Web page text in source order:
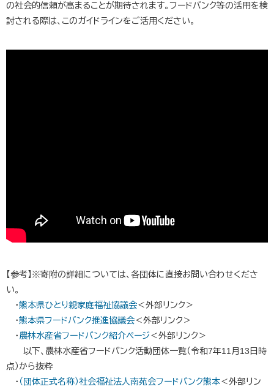
の社会的信頼が高まることが期待されます。フードバンク等の活用を検
討される際は、このガイドラインをご活用ください。
【参考】※寄附の詳細については、各団体に直接お問い合わせくださ
い。
・熊本県ひとり親家庭福祉協議会＜外部リンク＞
・熊本県フードバンク推進協議会＜外部リンク＞
・農林水産省フードバンク紹介ページ＜外部リンク＞
以下、農林水産省フードバンク活動団体一覧（令和7年11月13日時
点）から抜粋
・ （団体正式名称）社会福祉法人南苑会フードバンク熊本＜外部リン